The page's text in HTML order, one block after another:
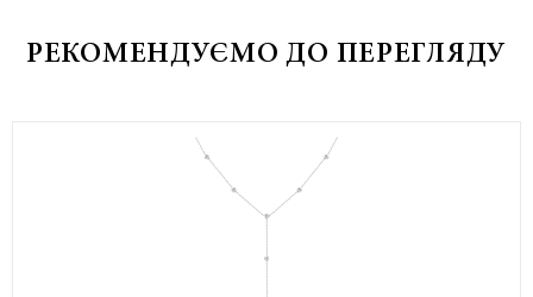
РЕКОМЕНДУЄМО ДО ПЕРЕГЛЯДУ